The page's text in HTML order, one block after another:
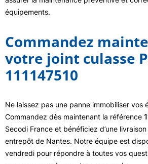
équipements.
Commandez
votre joint culasse
111147510
Ne laissez pas une panne immobiliser vos
Commandez dès maintenant la référence
Secodi France et bénéficiez d’une
entrepôt de Nantes. Notre équipe est
vendredi pour répondre à toutes vos